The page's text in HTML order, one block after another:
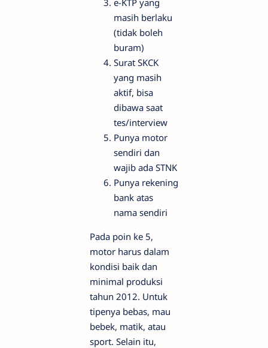
masih berlaku
(tidak boleh
buram)
Surat SKCK
yang masih
aktif, bisa
dibawa saat
tes/interview
Punya motor
sendiri dan
wajib ada STNK
Punya rekening
bank atas
nama sendiri
Pada poin ke 5,
motor harus dalam
kondisi baik dan
minimal produksi
tahun 2012. Untuk
tipenya bebas, mau
bebek, matik, atau
sport. Selain itu,